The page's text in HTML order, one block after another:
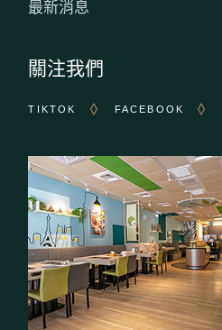
最新消息
關注我們
TIKTOK FACEBOOK